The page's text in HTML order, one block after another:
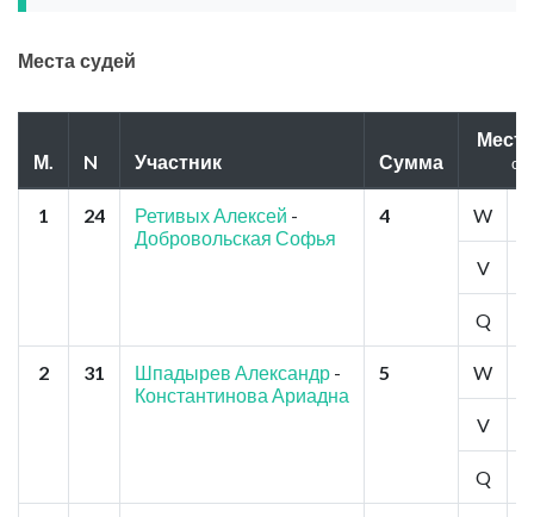
Места судей
М. N Участник Сумма
1 24 Ретивых Алексей -
Добровольская Софья
4 W
V
Q
2 31 Шпадырев Александр -
Константинова Ариадна
5 W
V
Q